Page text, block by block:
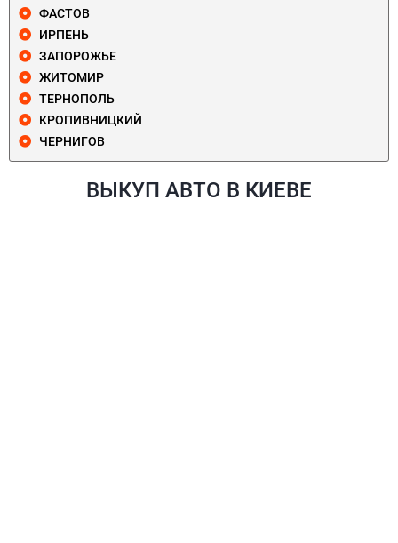
ФАСТОВ
ИРПЕНЬ
ЗАПОРОЖЬЕ
ЖИТОМИР
ТЕРНОПОЛЬ
КРОПИВНИЦКИЙ
ЧЕРНИГОВ
ВЫКУП АВТО В КИЕВЕ